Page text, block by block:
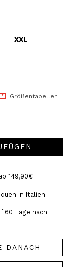
XXL
Größentabellen
149,90€
in Italien
60 Tage nach
DANACH